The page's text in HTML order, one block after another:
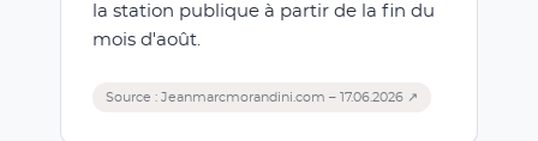
la station publique à partir de la fin du
mois d'août.
Source : Jeanmarcmorandini.com – 17.06.2026 ↗